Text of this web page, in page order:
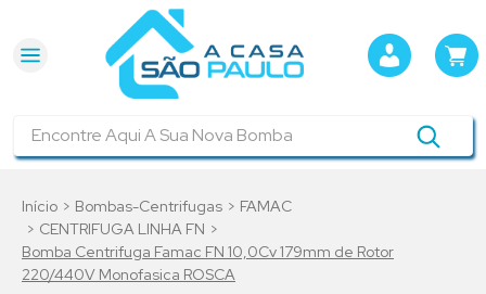
Bombas-Centrifugas
FAMAC
CENTRIFUGA LINHA FN
Bomba Centrifuga Famac FN 10,0Cv 179mm de Rotor
220/440V Monofasica ROSCA